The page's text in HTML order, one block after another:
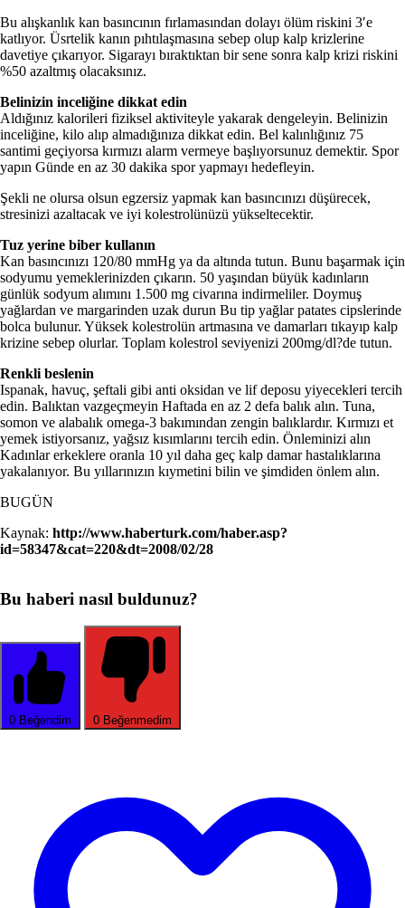
Bu alışkanlık kan basıncının fırlamasından dolayı ölüm riskini 3′e
katlıyor. Üsrtelik kanın pıhtılaşmasına sebep olup kalp krizlerine
davetiye çıkarıyor. Sigarayı bıraktıktan bir sene sonra kalp krizi riskini
%50 azaltmış olacaksınız.
Belinizin inceliğine dikkat edin
Aldığınız kalorileri fiziksel aktiviteyle yakarak dengeleyin. Belinizin
inceliğine, kilo alıp almadığınıza dikkat edin. Bel kalınlığınız 75
santimi geçiyorsa kırmızı alarm vermeye başlıyorsunuz demektir. Spor
yapın Günde en az 30 dakika spor yapmayı hedefleyin.
Şekli ne olursa olsun egzersiz yapmak kan basıncınızı düşürecek,
stresinizi azaltacak ve iyi kolestrolünüzü yükseltecektir.
Tuz yerine biber kullanın
Kan basıncınızı 120/80 mmHg ya da altında tutun. Bunu başarmak için
sodyumu yemeklerinizden çıkarın. 50 yaşından büyük kadınların
günlük sodyum alımını 1.500 mg civarına indirmeliler. Doymuş
yağlardan ve margarinden uzak durun Bu tip yağlar patates cipslerinde
bolca bulunur. Yüksek kolestrolün artmasına ve damarları tıkayıp kalp
krizine sebep olurlar. Toplam kolestrol seviyenizi 200mg/dl?de tutun.
Renkli beslenin
Ispanak, havuç, şeftali gibi anti oksidan ve lif deposu yiyecekleri tercih
edin. Balıktan vazgeçmeyin Haftada en az 2 defa balık alın. Tuna,
somon ve alabalık omega-3 bakımından zengin balıklardır. Kırmızı et
yemek istiyorsanız, yağsız kısımlarını tercih edin. Önleminizi alın
Kadınlar erkeklere oranla 10 yıl daha geç kalp damar hastalıklarına
yakalanıyor. Bu yıllarınızın kıymetini bilin ve şimdiden önlem alın.
BUGÜN
Kaynak: http://www.haberturk.com/haber.asp?
id=58347&cat=220&dt=2008/02/28
Bu haberi nasıl buldunuz?
0 Beğendim 0 Beğenmedim